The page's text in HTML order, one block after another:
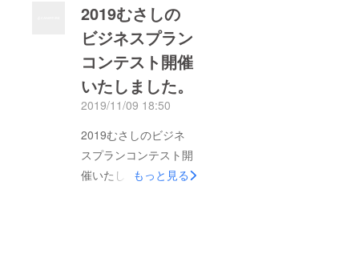
レトルトカレー』
《最優秀審査員賞》
渡邉美萌様『学校やお
家で困り感の強いお子
様をの天才に導く支援
賞》 片寄里菜様『地
図付き動画を簡単に撮
影できるスマホアプリ
3WuGtwkNo2 菅原
泰子 さ
ん https://youtu.be/faz
c0HkRt_cNo3 堀田
周江 さ
QfVNtVmYoNo4 吉祥
寺テレビジョンさん
https://youtu.be/z_Zkxj
2019むさしの
ビジネスプラン
コンテスト開催
いたしました。
2019/11/09 18:50
2019むさしのビジネ
スプランコンテスト開
催いたしました。
もっと見る